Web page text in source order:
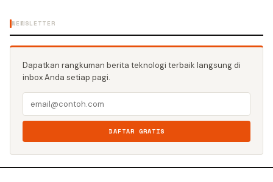
NEWSLETTER
Dapatkan rangkuman berita teknologi terbaik langsung di
inbox Anda setiap pagi.
DAFTAR GRATIS